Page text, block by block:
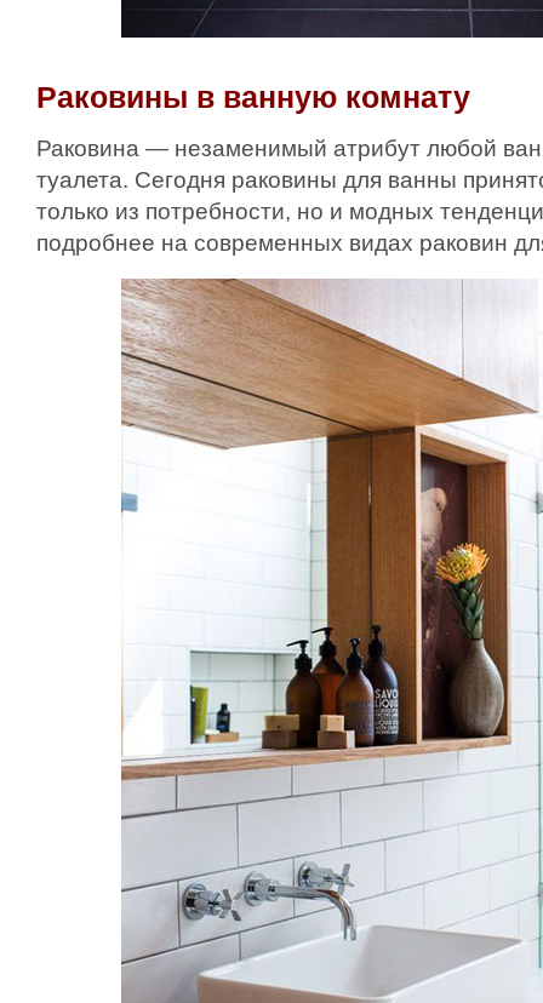
Раковины в ванную комнату
Раковина — незаменимый атрибут любой
туалета. Сегодня раковины для ванны
только из потребности, но и модных
подробнее на современных видах раковин